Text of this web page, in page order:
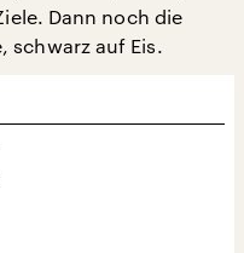
Dann noch die
schwarz auf Eis.